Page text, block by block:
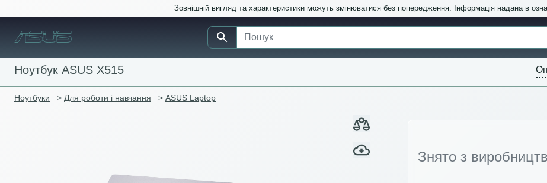
Зовнішній вигляд та характеристики можуть змінюватися без попередження. Інформація надана в
Ноутбук ASUS X515
Ноутбуки > Для роботи і навчання > ASUS Laptop
Знято з